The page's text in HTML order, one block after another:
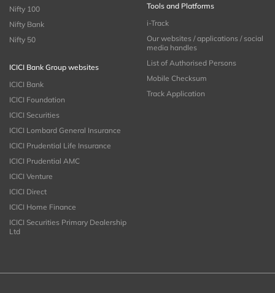
Nifty 100
Nifty Bank
Nifty 50
ICICI Bank Group websites
ICICI Bank
ICICI Foundation
ICICI Securities
ICICI Lombard General Insurance
ICICI Prudential Life Insurance
ICICI Prudential AMC
ICICI Venture
ICICI Direct
ICICI Home Finance
ICICI Securities Primary Dealership
Ltd
Tools and Platforms
i-Track
Our websites / applications / social
media handles
List of Authorised Persons
Mobile Checksum
Track Application